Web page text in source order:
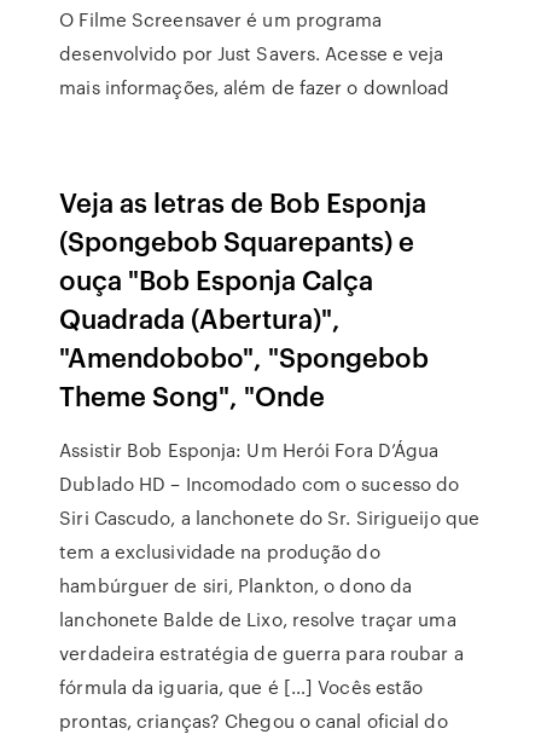
O Filme Screensaver é um programa
desenvolvido por Just Savers. Acesse e veja
mais informações, além de fazer o download
Veja as letras de Bob Esponja
(Spongebob Squarepants) e
ouça "Bob Esponja Calça
Quadrada (Abertura)",
"Amendobobo", "Spongebob
Theme Song", "Onde
Assistir Bob Esponja: Um Herói Fora D’Água
Dublado HD – Incomodado com o sucesso do
Siri Cascudo, a lanchonete do Sr. Sirigueijo que
tem a exclusividade na produção do
hambúrguer de siri, Plankton, o dono da
lanchonete Balde de Lixo, resolve traçar uma
verdadeira estratégia de guerra para roubar a
fórmula da iguaria, que é […] Vocês estão
prontas, crianças? Chegou o canal oficial do